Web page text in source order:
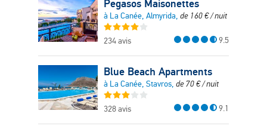
Pegasos Maisonettes
à La Canée, Almyrida, de 160€/ nuit
234 avis 9.5
Blue Beach Apartments
à La Canée, Stavros, de70€/ nuit
328 avis 9.1